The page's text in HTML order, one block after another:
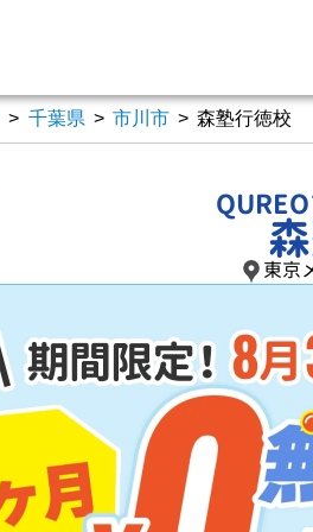
> 千葉県 > 市川市 > 森塾行徳校
東京